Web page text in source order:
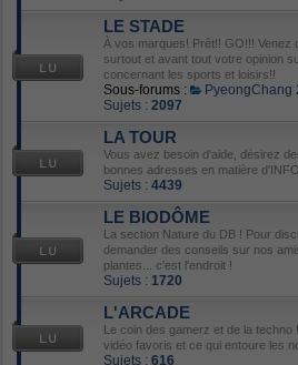
LE STADE
À vos marques! Prêt!! GO!!! Venez
surtout et avant tout votre opinion
concernant les sports et loisirs!!
Sous-forums : PyeongChang
Sujets : 2097
LA TOUR
Vous avez besoin d'aide, désirez
bonnes adresses en matière
Sujets : 4439
LE BIODÔME
La section Nature du DB ! Pour
demander des conseils sur nos
plantes... c'est l'endroit !
Sujets : 1720
L'ARCADE
Le coin des gamerz et de la techno
vidéo favoris et ce qui entoure les
Sujets : 616